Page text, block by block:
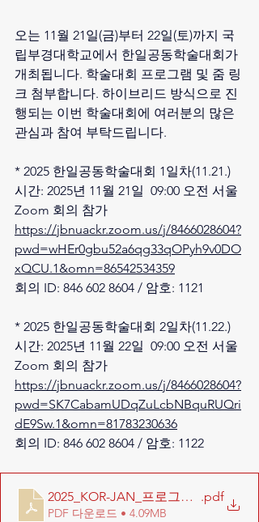
오는 11월 21일(금)부터 22일(토)까지 국
립부경대학교에서 한일공동학술대회가
개최됩니다. 학술대회 프로그램 및 줌 링
크 첨부합니다. 하이브리드 방식으로 진
행되는 이번 학술대회에 여러분의 많은
관심과 참여 부탁드립니다.
* 2025 한일공동학술대회 1일차(11.21.)
시간: 2025년 11월 21일  09:00 오전 서울
Zoom 회의 참가
https://jbnuackr.zoom.us/j/8466028604?
pwd=wHEr0gbu52a6qg33qOPyh9v0DO
xQCU.1&omn=86542534359
회의 ID: 846 602 8604 / 암호: 1121
* 2025 한일공동학술대회 2일차(11.22.)
시간: 2025년 11월 22일  09:00 오전 서울
Zoom 회의 참가
https://jbnuackr.zoom.us/j/8466028604?
pwd=SK7CabamUDqZuLcbNBquRUQri
dE9Sw.1&omn=81783230636
회의 ID: 846 602 8604 / 암호: 1122
2025_KOR-JAN_프로그램_final
.pdf
PDF 다운로드 • 4.09MB